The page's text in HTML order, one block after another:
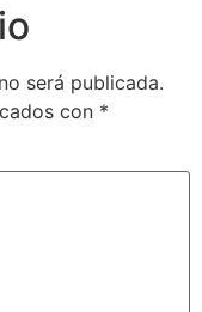
será publicada.
con *